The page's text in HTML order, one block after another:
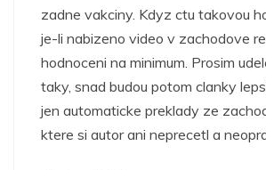
zadne vakciny. Kdyz ctu takovou
je-li nabizeno video v zachodove
hodnoceni na minimum. Prosim
taky, snad budou potom clanky
jen automaticke preklady ze
ktere si autor ani neprecetl a